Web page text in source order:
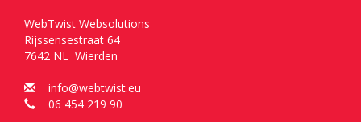
WebTwist Websolutions
Rijssensestraat 64
7642 NL Wierden
info@webtwist.eu
06 454 219 90